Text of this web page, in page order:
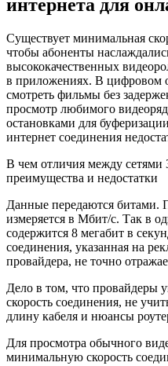
HD-видео – 5 Мбит/с;
для просмотра 2К
скорость wifi для
К примеру, в квартире
подключен посредством
через интернет тв формата
проигрывается фильм в HD
воспроизводится видеоролик
видео 4К, скорость
должна быть суммарная,